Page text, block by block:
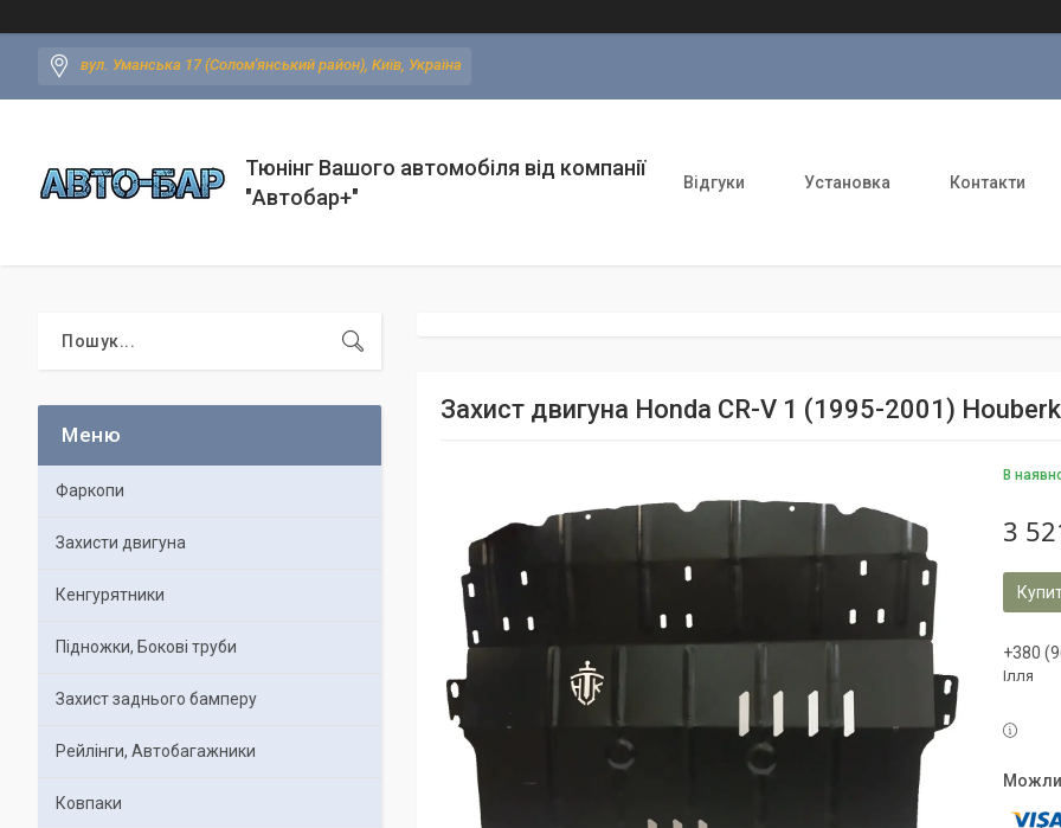
вул. Уманська 17 (Солом'янський район), Київ, Україна
Тюнінг Вашого автомобіля від компанії
"Автобар+"
Відгуки Установка Контакти
Захист двигуна Honda CR-V 1 (1995-2001) Houberk
В
3
+380
Ілля
Фаркопи
Захисти двигуна
Кенгурятники
Підножки, Бокові труби
Захист заднього бамперу
Рейлінги, Автобагажники
Ковпаки